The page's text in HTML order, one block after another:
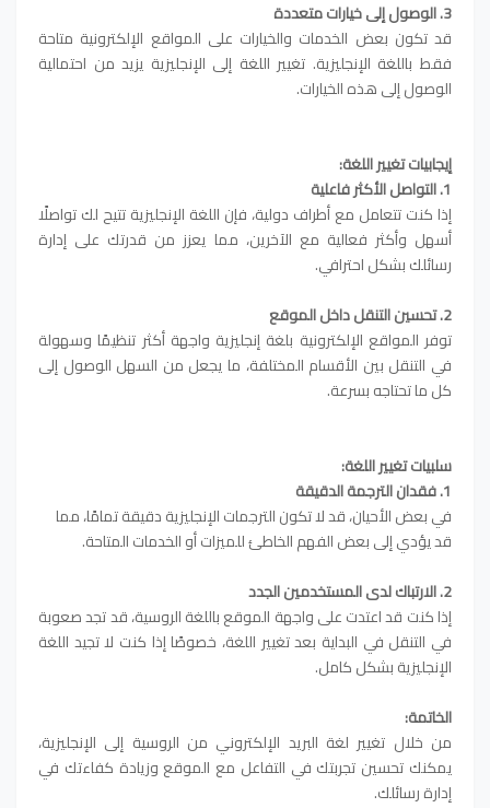
3. الوصول إلى خيارات متعددة
قد تكون بعض الخدمات والخيارات على المواقع الإلكترونية متاحة
فقط باللغة الإنجليزية. تغيير اللغة إلى الإنجليزية يزيد من احتمالية
الوصول إلى هذه الخيارات.
إيجابيات تغيير اللغة:
1. التواصل الأكثر فاعلية
إذا كنت تتعامل مع أطراف دولية، فإن اللغة الإنجليزية تتيح لك تواصلًا
أسهل وأكثر فعالية مع الآخرين، مما يعزز من قدرتك على إدارة
رسائلك بشكل احترافي.
2. تحسين التنقل داخل الموقع
توفر المواقع الإلكترونية بلغة إنجليزية واجهة أكثر تنظيمًا وسهولة
في التنقل بين الأقسام المختلفة، ما يجعل من السهل الوصول إلى
كل ما تحتاجه بسرعة.
سلبيات تغيير اللغة:
1. فقدان الترجمة الدقيقة
في بعض الأحيان، قد لا تكون الترجمات الإنجليزية دقيقة تمامًا، مما
قد يؤدي إلى بعض الفهم الخاطئ للميزات أو الخدمات المتاحة.
2. الارتباك لدى المستخدمين الجدد
إذا كنت قد اعتدت على واجهة الموقع باللغة الروسية، قد تجد صعوبة
في التنقل في البداية بعد تغيير اللغة، خصوصًا إذا كنت لا تجيد اللغة
الإنجليزية بشكل كامل.
الخاتمة:
من خلال تغيير لغة البريد الإلكتروني من الروسية إلى الإنجليزية،
يمكنك تحسين تجربتك في التفاعل مع الموقع وزيادة كفاءتك في
إدارة رسائلك.